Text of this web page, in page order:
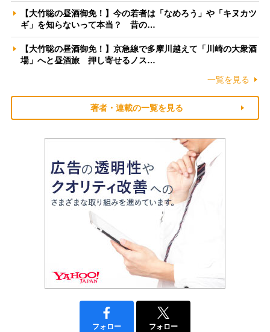
【大竹聡の昼酒御免！】今の若者は「なめろう」や「キヌカツ
ギ」を知らないって本当？ 昔の…
【大竹聡の昼酒御免！】京急線で多摩川越えて「川崎の大衆酒
場」へと昼酒旅 押し寄せるノス…
一覧を見る
著者・連載の一覧を見る
フォロー フォロー